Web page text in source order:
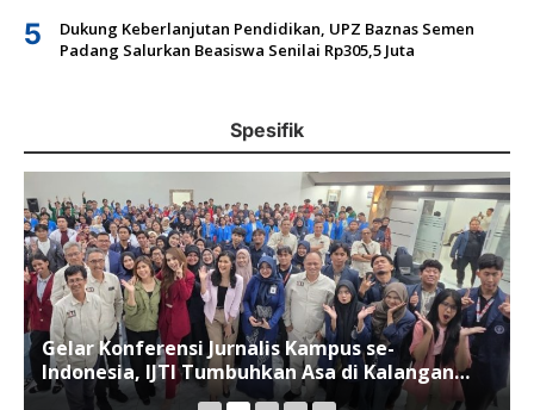
5
Dukung Keberlanjutan Pendidikan, UPZ Baznas Semen
Padang Salurkan Beasiswa Senilai Rp305,5 Juta
Spesifik
Gelar Konferensi Jurnalis Kampus se-
Indonesia, IJTI Tumbuhkan Asa di Kalangan
Jurnalis Muda di Era Disruspi Digital